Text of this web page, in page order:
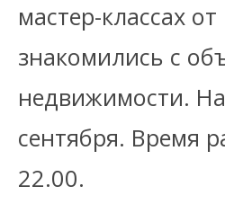
мастер-классах
знакомились с
недвижимости.
сентября. Время
22.00.